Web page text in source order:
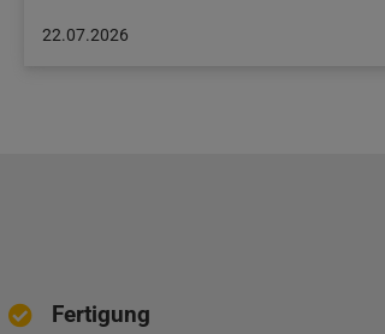
Beitrag
22.07.2026
Fertigung